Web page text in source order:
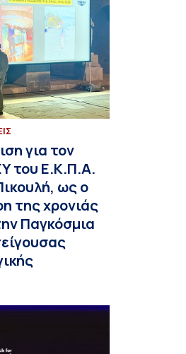
για τον
του Ε.Κ.Π.Α.
ως ο
της χρονιάς
Παγκόσμια